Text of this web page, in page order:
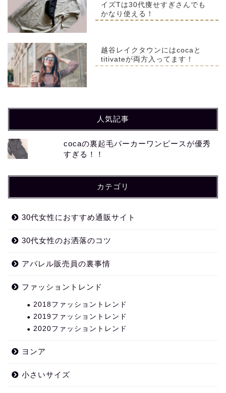
イズTは30代痩せすぎさんでも
かなり使える！
越谷レイクタウンにはcocaと
titivateが両方入ってます！
人気記事
cocaの裏起毛パーカーワンピースが優秀
すぎる！！
カテゴリ
30代女性におすすめ通販サイト
30代女性のお洒落のコツ
アパレル販売員の裏事情
ファッショントレンド
2018ファッショントレンド
2019ファッショントレンド
2020ファッショントレンド
ヨンア
小さいサイズ